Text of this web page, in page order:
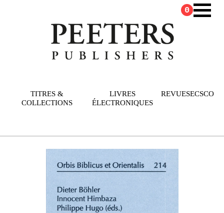
TITRES &
COLLECTIONS
LIVRES
ÉLECTRONIQUES
REVUESECSCO
0